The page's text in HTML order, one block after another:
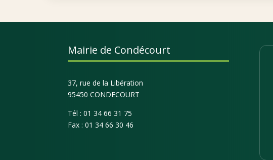
Mairie de Condécourt
37, rue de la Libération
95450 CONDECOURT
Tél : 01 34 66 31 75
Fax : 01 34 66 30 46